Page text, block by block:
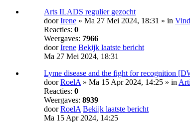
Arts ILADS regulier gezocht
doorIrene » Ma 27 Mei 2024, 18:31 » in
Reacties: 0
Weergaves: 7966
doorIrene Bekijk laatste bericht
Ma 27 Mei 2024, 18:31
Lyme disease and the fight for recognition
doorRoelA » Ma 15 Apr 2024, 14:25 » in
Reacties: 0
Weergaves: 8939
doorRoelA Bekijk laatste bericht
Ma 15 Apr 2024, 14:25